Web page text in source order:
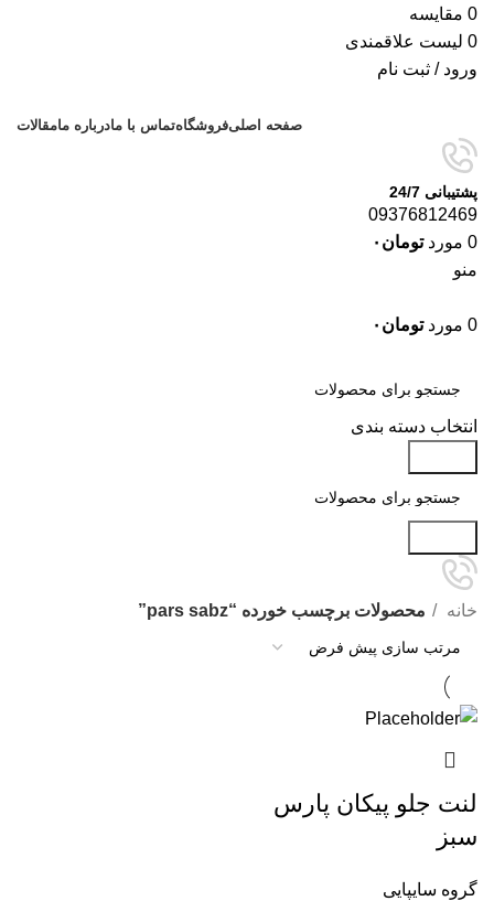
0 مقایسه
0 لیست علاقمندی
ورود / ثبت نام
صفحه اصلیفروشگاهتماس با مادرباره مامقالات
پشتیبانی 24/7
09376812469
0 مورد تومان ۰
منو
0 مورد تومان ۰
انتخاب دسته بندی
خانه محصولات برچسب خورده “pars sabz”
لنت جلو پیکان پارس
سبز
گروه سایپایی